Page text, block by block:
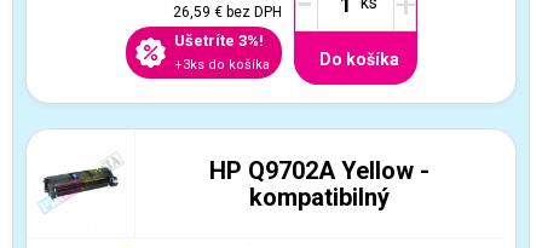
26,59 €bez DPH
Ušetríte 3%!
+3ks do košíka Do košíka
HP Q9702A Yellow -
kompatibilný